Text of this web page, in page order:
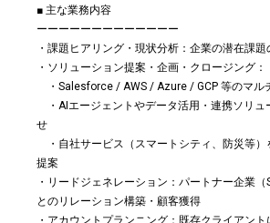
■ 主な業務内容
ーーーーーーーーーーーーー
・課題ヒアリング・現状分析：企業の潜在課題
・ソリューション提案・企画・クロージング：
・Salesforce / AWS / Azure / GCP 等のマル
・AIエージェントやデータ活用・連携ソリュ
せ
・自社サービス（スマートシティ、防災等）
提案
・リードジェネレーション：パートナー企業（
とのリレーション構築・顧客獲得
・アカウントプランニング：既存クライアン